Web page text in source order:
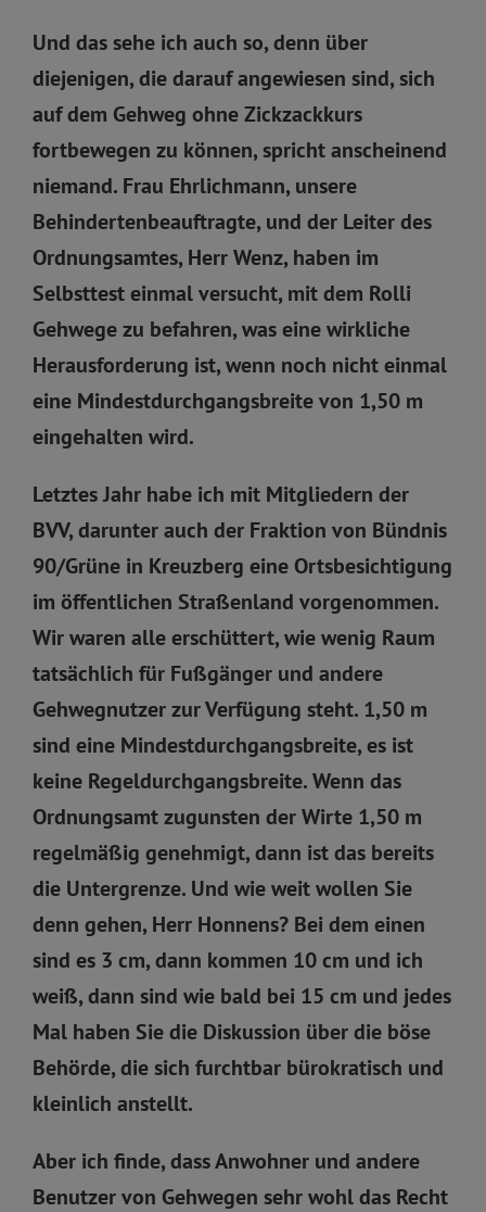
Und das sehe ich auch so, denn über
diejenigen, die darauf angewiesen sind, sich
auf dem Gehweg ohne Zickzackkurs
fortbewegen zu können, spricht anscheinend
niemand. Frau Ehrlichmann, unsere
Behindertenbeauftragte, und der Leiter des
Ordnungsamtes, Herr Wenz, haben im
Selbsttest einmal versucht, mit dem Rolli
Gehwege zu befahren, was eine wirkliche
Herausforderung ist, wenn noch nicht einmal
eine Mindestdurchgangsbreite von 1,50 m
eingehalten wird.
Letztes Jahr habe ich mit Mitgliedern der
BVV, darunter auch der Fraktion von Bündnis
90/Grüne in Kreuzberg eine Ortsbesichtigung
im öffentlichen Straßenland vorgenommen.
Wir waren alle erschüttert, wie wenig Raum
tatsächlich für Fußgänger und andere
Gehwegnutzer zur Verfügung steht. 1,50 m
sind eine Mindestdurchgangsbreite, es ist
keine Regeldurchgangsbreite. Wenn das
Ordnungsamt zugunsten der Wirte 1,50 m
regelmäßig genehmigt, dann ist das bereits
die Untergrenze. Und wie weit wollen Sie
denn gehen, Herr Honnens? Bei dem einen
sind es 3 cm, dann kommen 10 cm und ich
weiß, dann sind wie bald bei 15 cm und jedes
Mal haben Sie die Diskussion über die böse
Behörde, die sich furchtbar bürokratisch und
kleinlich anstellt.
Aber ich finde, dass Anwohner und andere
Benutzer von Gehwegen sehr wohl das Recht